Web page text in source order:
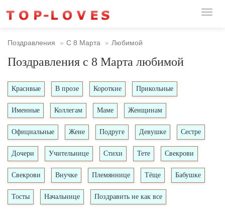
Поздравления С 8 Марта Любимой
Поздравления с 8 Марта любимой
Красивые В прозе Короткие Прикольные
Именные Коллегам Маме Женщинам
Официальные Жене Подруге Девушке Сестре
Дочери Учительнице Стихи Тете Свекрови
Свекрови Внучке Племяннице Тёще Бабушке
Тосты Начальнице Поздравить не как все